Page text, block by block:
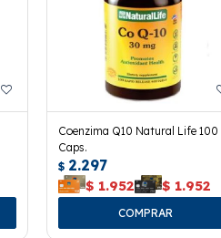
Coenzima Q10 Natural Life 100
Caps.
$ 2.297
$ 1.952 $ 1.952